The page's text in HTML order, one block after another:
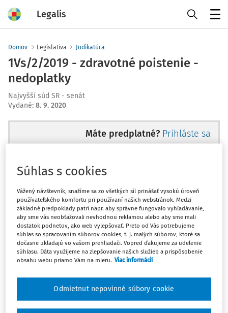
Legalis
Domov Legislatíva Judikatúra
1Vs/2/2019 - zdravotné poistenie -
nedoplatky
Najvyšší súd SR - senát
Vydané: 8. 9. 2020
Máte predplatné? Prihláste sa
Ups, zatiaľ ste si prečítali len
začiatok...
Celý odborný obsah z tejto oblasti je
dostupný predplatiteľom portálu.
Odomknite si prístup k odbornému
obsahu a získajte prístup na 10 dní
zdarma, stačí sa len zaregistrovať.
Súhlas s cookies
Vážený návštevník, snažíme sa zo všetkých síl prinášať vysokú úroveň
používateľského komfortu pri používaní našich webstránok. Medzi
základné predpoklady patrí napr. aby správne fungovalo vyhľadávanie,
aby sme vás neobťažovali nevhodnou reklamou alebo aby sme mali
dostatok podnetov, ako web vylepšovať. Preto od Vás potrebujeme
súhlas so spracovaním súborov cookies, t. j. malých súborov, ktoré sa
dočasne ukladajú vo vašom prehliadači. Vopred ďakujeme za udelenie
súhlasu. Dáta využijeme na zlepšovanie našich služieb a prispôsobenie
obsahu webu priamo Vám na mieru. Viac informácií
Odmietnut nepovinné súbory cookie